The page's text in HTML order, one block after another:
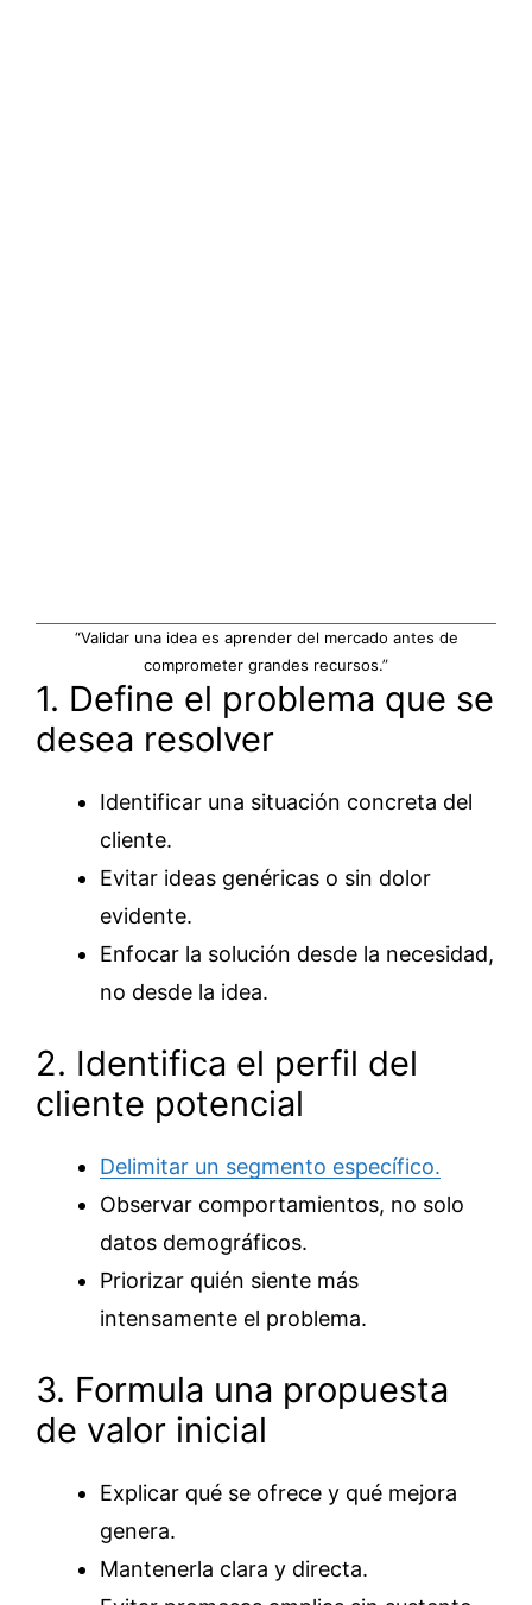
“Validar una idea es aprender del mercado antes de
comprometer grandes recursos.”
1. Define el problema que se
desea resolver
Identificar una situación concreta del
cliente.
Evitar ideas genéricas o sin dolor
evidente.
Enfocar la solución desde la necesidad,
no desde la idea.
2. Identifica el perfil del
cliente potencial
Delimitar un segmento específico.
Observar comportamientos, no solo
datos demográficos.
Priorizar quién siente más
intensamente el problema.
3. Formula una propuesta
de valor inicial
Explicar qué se ofrece y qué mejora
genera.
Mantenerla clara y directa.